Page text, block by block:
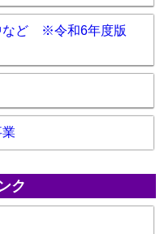
など ※令和6年度版
ク